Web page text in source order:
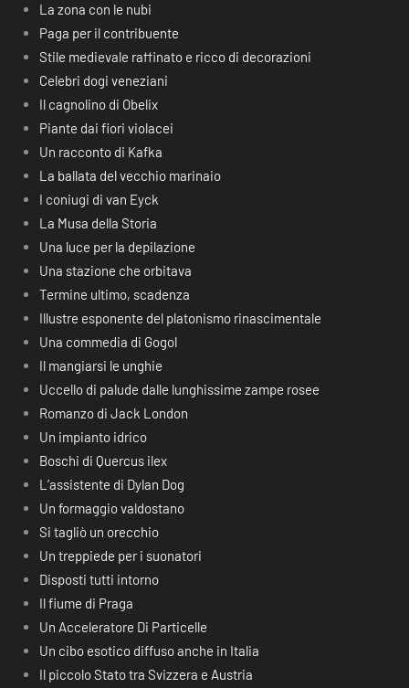
La zona con le nubi
Paga per il contribuente
Stile medievale raffinato e ricco di decorazioni
Celebri dogi veneziani
Il cagnolino di Obelix
Piante dai fiori violacei
Un racconto di Kafka
La ballata del vecchio marinaio
I coniugi di van Eyck
La Musa della Storia
Una luce per la depilazione
Una stazione che orbitava
Termine ultimo, scadenza
Illustre esponente del platonismo rinascimentale
Una commedia di Gogol
Il mangiarsi le unghie
Uccello di palude dalle lunghissime zampe rosee
Romanzo di Jack London
Un impianto idrico
Boschi di Quercus ilex
L’assistente di Dylan Dog
Un formaggio valdostano
Si tagliò un orecchio
Un treppiede per i suonatori
Disposti tutti intorno
Il fiume di Praga
Un Acceleratore Di Particelle
Un cibo esotico diffuso anche in Italia
Il piccolo Stato tra Svizzera e Austria